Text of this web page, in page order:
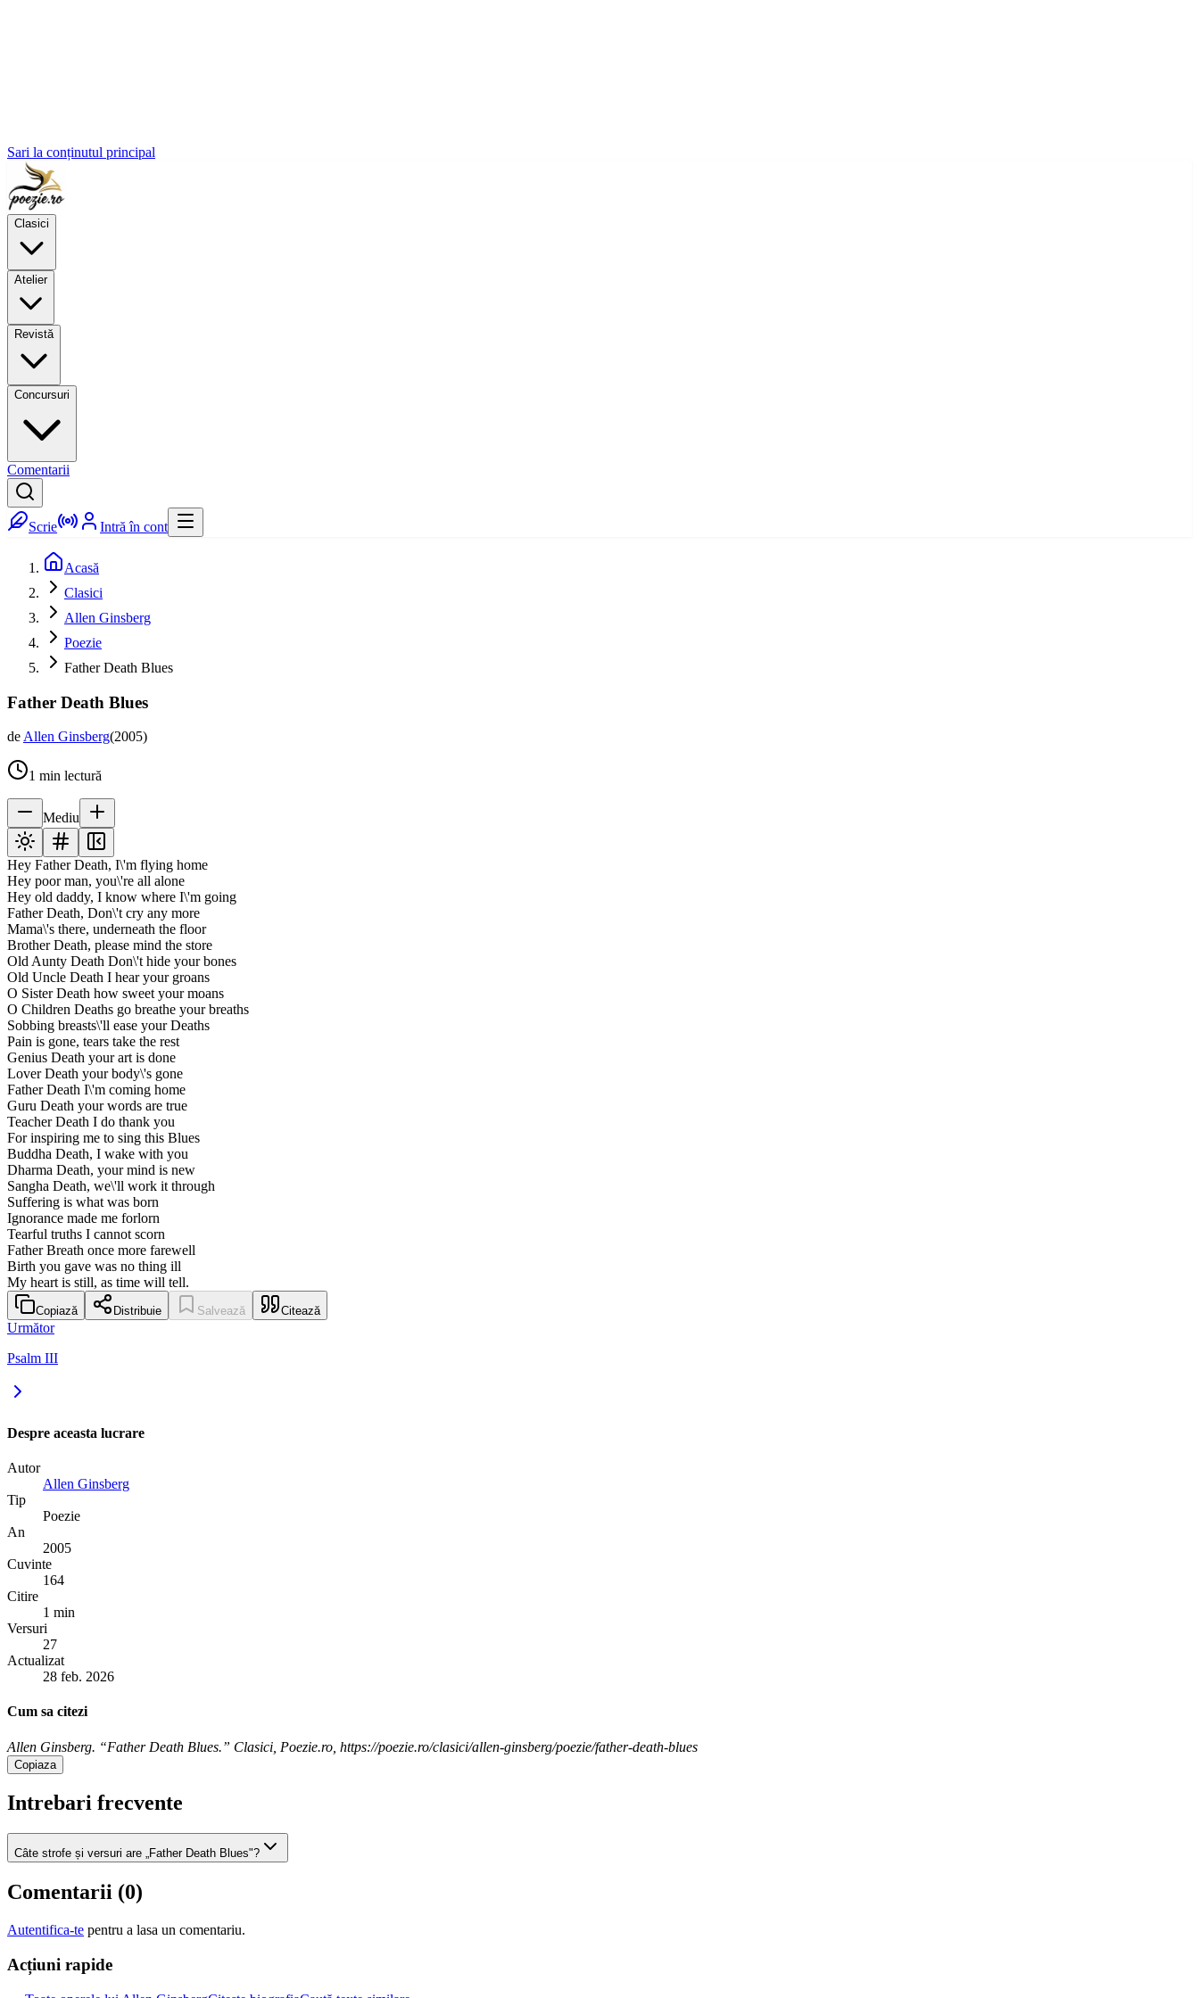
Sari la conținutul principal
Clasici
Atelier
Revistă
Concursuri
Comentarii
Scrie Intră în cont
Acasă
Clasici
Allen Ginsberg
Poezie
Father Death Blues
Father Death Blues
deAllen Ginsberg(2005)
1 min lectură
Mediu
Hey Father Death, I\'m flying home
Hey poor man, you\'re all alone
Hey old daddy, I know where I\'m going
Father Death, Don\'t cry any more
Mama\'s there, underneath the floor
Brother Death, please mind the store
Old Aunty Death Don\'t hide your bones
Old Uncle Death I hear your groans
O Sister Death how sweet your moans
O Children Deaths go breathe your breaths
Sobbing breasts\'ll ease your Deaths
Pain is gone, tears take the rest
Genius Death your art is done
Lover Death your body\'s gone
Father Death I\'m coming home
Guru Death your words are true
Teacher Death I do thank you
For inspiring me to sing this Blues
Buddha Death, I wake with you
Dharma Death, your mind is new
Sangha Death, we\'ll work it through
Suffering is what was born
Ignorance made me forlorn
Tearful truths I cannot scorn
Father Breath once more farewell
Birth you gave was no thing ill
My heart is still, as time will tell.
Copiază Distribuie Salvează Citează
Următor
Psalm III
Despre aceasta lucrare
Autor
Allen Ginsberg
Tip
Poezie
An
2005
Cuvinte
164
Citire
1 min
Versuri
27
Actualizat
28 feb. 2026
Cum sa citezi
Allen Ginsberg. “Father Death Blues.” Clasici, Poezie.ro, https://poezie.ro/clasici/allen-ginsberg/poezie/father-death-blues
Copiaza
Intrebari frecvente
Câte strofe și versuri are „Father Death Blues"?
Comentarii (0)
Autentifica-te pentru a lasa un comentariu.
Acțiuni rapide